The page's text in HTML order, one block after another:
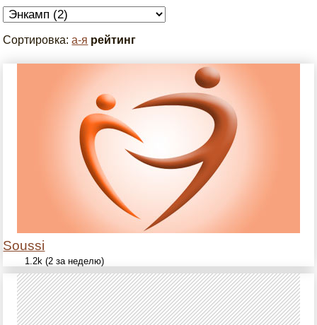
Сортировка:а-я рейтинг
Soussi
1.2k (2 за неделю)